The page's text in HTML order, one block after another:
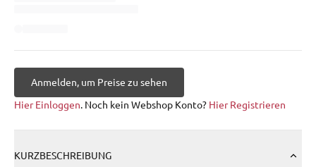
Anmelden, um Preise zu sehen
Hier Einloggen. Noch kein Webshop Konto? Hier Registrieren
KURZBESCHREIBUNG